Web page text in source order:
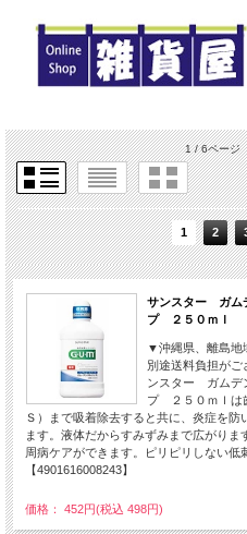
1 / 6ページ
1 2
サンスター ガム
プ ２５０ｍｌ
▼沖縄県、離島地
別途送料負担が
ンスター ガムデ
プ ２５０ｍｌは
Ｓ）まで吸着除去すると共に、炎症を
ます。液体だからすみずみまで広がり
周病ケアができます。ピリピリしない
【4901616008243】
価格： 452円(税込 498円)